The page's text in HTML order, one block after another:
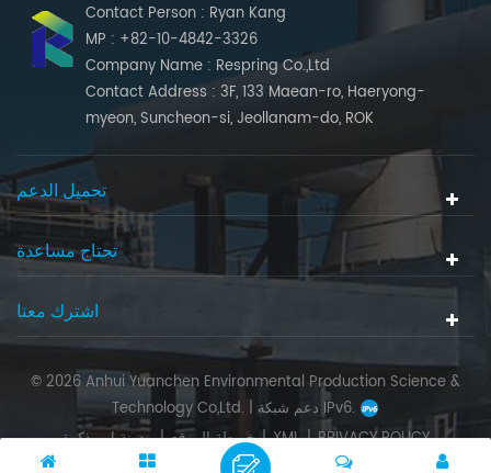
Contact Person : Ryan Kang
MP : +82-10-4842-3326
Company Name : Respring Co.,Ltd
Contact Address : 3F, 133 Maean-ro, Haeryong-
myeon, Suncheon-si, Jeollanam-do, ROK
تحميل الدعم
تحتاج مساعدة
اشترك معنا
© 2026 Anhui Yuanchen Environmental Production Science &
Technology Co,Ltd. |
دعم شبكة IPv6.
مدونة او مذكرة|خريطة الموقع|XML|PRIVACY POLICY